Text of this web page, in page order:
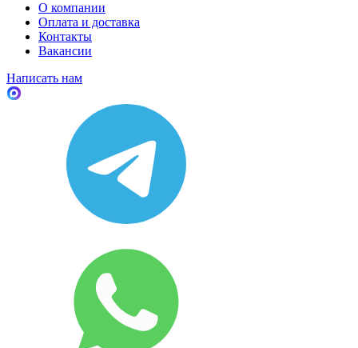
О компании
Оплата и доставка
Контакты
Вакансии
Написать нам